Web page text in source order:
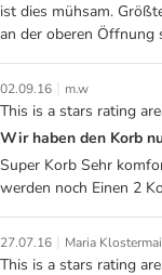
ist dies mühsam.
an der oberen Öffnung
02.09.16 | m.w
This is a stars rating
Wir haben den Korb
Super Korb Sehr
werden noch Einen 2
27.07.16 | Maria
This is a stars rating